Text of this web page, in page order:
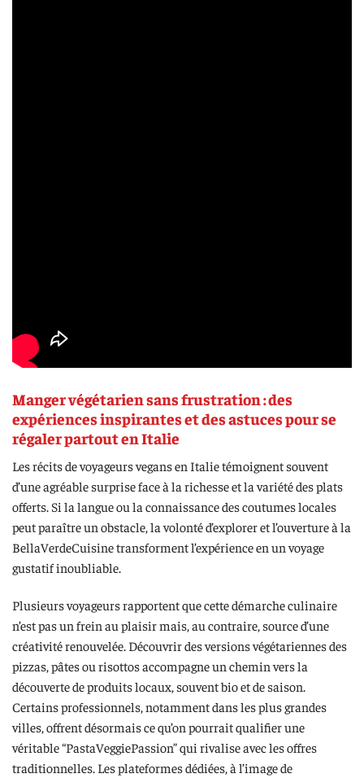
Manger végétarien sans frustration : des
expériences inspirantes et des astuces pour se
régaler partout en Italie
Les récits de voyageurs vegans en Italie témoignent souvent
d’une agréable surprise face à la richesse et la variété des plats
offerts. Si la langue ou la connaissance des coutumes locales
peut paraître un obstacle, la volonté d’explorer et l’ouverture à la
BellaVerdeCuisine transforment l’expérience en un voyage
gustatif inoubliable.
Plusieurs voyageurs rapportent que cette démarche culinaire
n’est pas un frein au plaisir mais, au contraire, source d’une
créativité renouvelée. Découvrir des versions végétariennes des
pizzas, pâtes ou risottos accompagne un chemin vers la
découverte de produits locaux, souvent bio et de saison.
Certains professionnels, notamment dans les plus grandes
villes, offrent désormais ce qu’on pourrait qualifier une
véritable “PastaVeggiePassion” qui rivalise avec les offres
traditionnelles. Les plateformes dédiées, à l’image de